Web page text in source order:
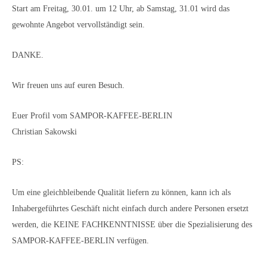
Start am Freitag, 30.01. um 12 Uhr, ab Samstag, 31.01 wird das
gewohnte Angebot vervollständigt sein.
DANKE.
Wir freuen uns auf euren Besuch.
Euer Profil vom SAMPOR-KAFFEE-BERLIN
Christian Sakowski
PS:
Um eine gleichbleibende Qualität liefern zu können, kann ich als
Inhabergeführtes Geschäft nicht einfach durch andere Personen ersetzt
werden, die KEINE FACHKENNTNISSE über die Spezialisierung des
SAMPOR-KAFFEE-BERLIN verfügen.